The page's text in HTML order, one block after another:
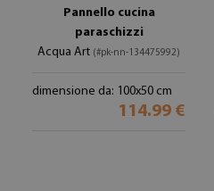
Pannello cucina
paraschizzi
Acqua Art (#pk-nn-134475992)
dimensione da: 100x50 cm
114.99 €